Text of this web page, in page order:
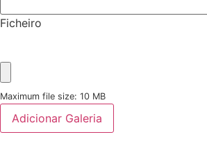
Ficheiro
Maximum file size: 10 MB
Adicionar Galeria